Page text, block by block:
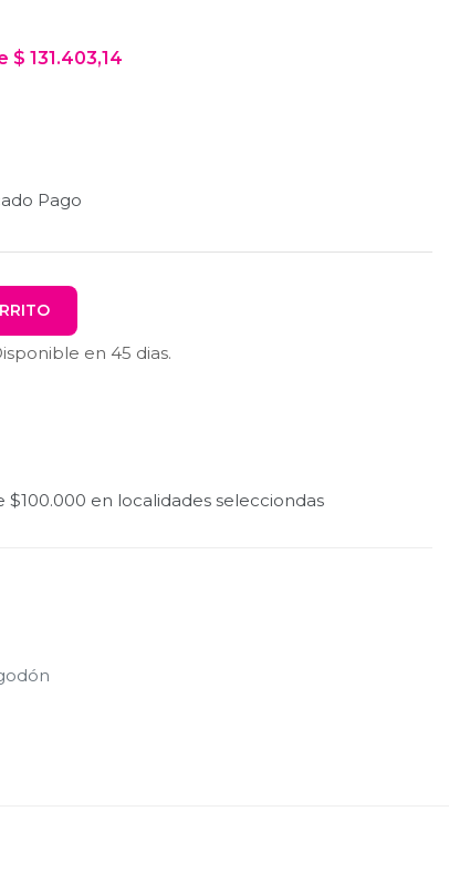
$ 131.403,14
Pago
en 45 dias.
en localidades selecciondas